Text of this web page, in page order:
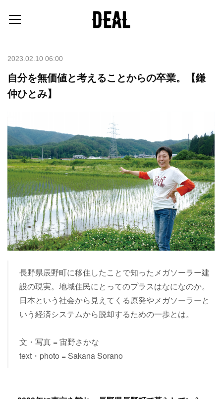
2023.02.10 06:00
自分を無価値と考えることからの卒業。【鎌
仲ひとみ】
長野県辰野町に移住したことで知ったメガソーラー建
設の現実。地域住民にとってのプラスはなになのか。
日本という社会から見えてくる原発やメガソーラーと
いう経済システムから脱却するための一歩とは。
文・写真 = 宙野さかな
text・photo = Sakana Sorano